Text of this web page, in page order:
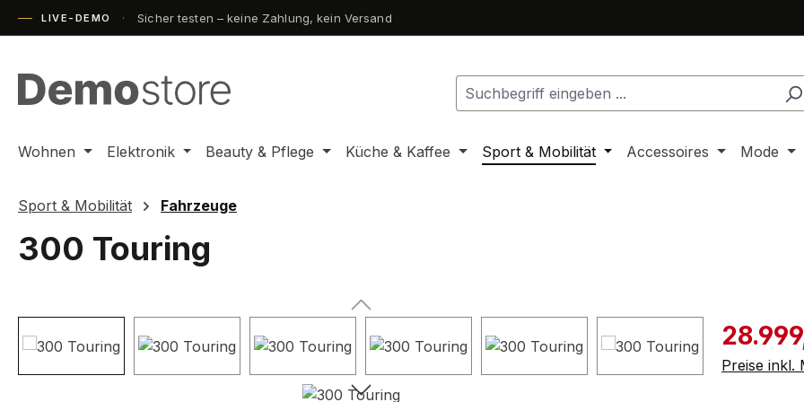
Hauptinhalt springen
Zur Suche springen
Zur Hauptnavigation springen
LIVE-DEMO Sicher testen – keine Zahlung, kein Versand
Wohnen Elektronik Beauty & Pflege Küche & Kaffee Sport & Mobilität Accessoires Mode
Sport & Mobilität Fahrzeuge
300 Touring
Preise inkl.